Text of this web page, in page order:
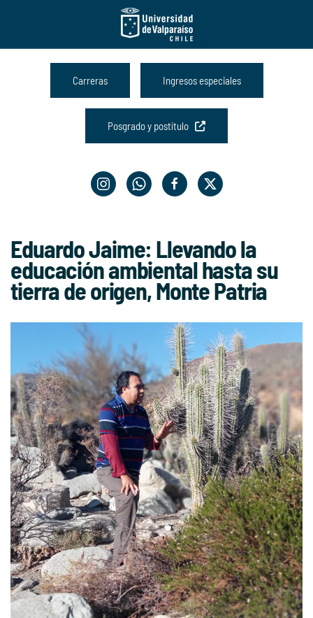
Skip to main content
Carreras Ingresos especiales
Posgrado y postítulo
Eduardo Jaime: Llevando la
educación ambiental hasta su
tierra de origen, Monte Patria